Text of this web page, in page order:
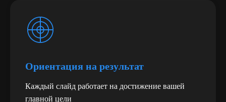
Ориентация на результат
Каждый слайд работает на достижение вашей
главной цели
для малого и среднего
бизнеса